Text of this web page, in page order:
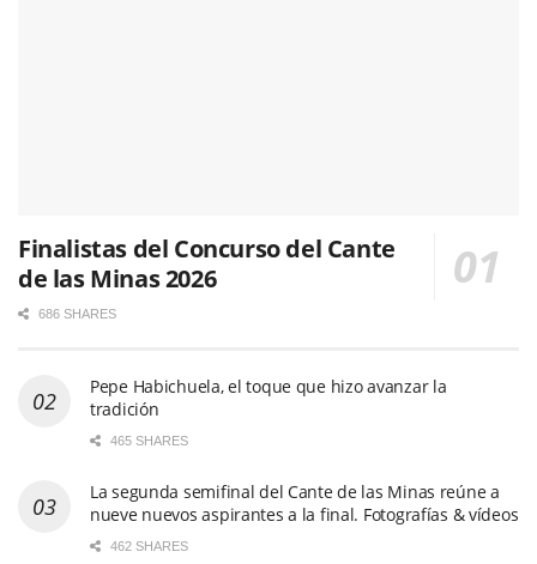
Finalistas del Concurso del Cante
de las Minas 2026
686 SHARES
Pepe Habichuela, el toque que hizo avanzar la
tradición
465 SHARES
La segunda semifinal del Cante de las Minas reúne a
nueve nuevos aspirantes a la final. Fotografías & vídeos
462 SHARES